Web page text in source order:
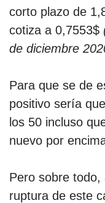
corto plazo de
cotiza a 0,7553$
de diciembre
Para que se de
positivo sería
los 50 incluso
nuevo por
Pero sobre
ruptura de este